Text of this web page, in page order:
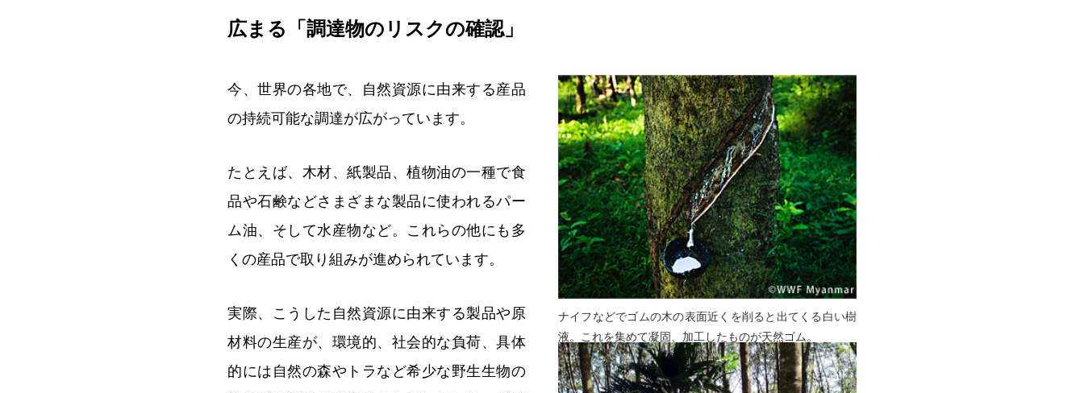
広まる「調達物のリスクの確認」
今、世界の各地で、自然資源に由来する産品
の持続可能な調達が広がっています。
たとえば、木材、紙製品、植物油の一種で食
品や石鹸などさまざまな製品に使われるパー
ム油、そして水産物など。これらの他にも多
くの産品で取り組みが進められています。
実際、こうした自然資源に由来する製品や原
材料の生産が、環境的、社会的な負荷、具体
的には自然の森やトラなど希少な野生生物の
ナイフなどでゴムの木の表面近くを削ると出てくる白い樹
液。これを集めて凝固、加工したものが天然ゴム。